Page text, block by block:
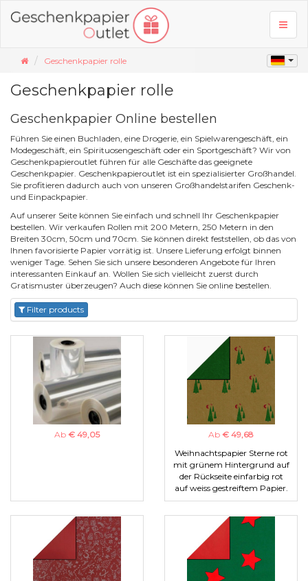
Geschenkpapier rolle
Geschenkpapier rolle
Geschenkpapier Online bestellen
Führen Sie einen Buchladen, eine Drogerie, ein Spielwarengeschäft, ein
Modegeschäft, ein Spirituosengeschäft oder ein Sportgeschäft? Wir von
Geschenkpapieroutlet führen für alle Geschäfte das geeignete
Geschenkpapier. Geschenkpapieroutlet ist ein spezialisierter Großhandel.
Sie profitieren dadurch auch von unseren Großhandelstarifen Geschenk-
und Einpackpapier.
Auf unserer Seite können Sie einfach und schnell Ihr Geschenkpapier
bestellen. Wir verkaufen Rollen mit 200 Metern, 250 Metern in den
Breiten 30cm, 50cm und 70cm. Sie können direkt feststellen, ob das von
Ihnen favorisierte Papier vorrätig ist. Unsere Lieferung erfolgt binnen
weniger Tage. Sehen Sie sich unsere besonderen Angebote für Ihren
interessanten Einkauf an. Wollen Sie sich vielleicht zuerst durch
Gratismuster überzeugen? Auch diese können Sie online bestellen.
Filter products
Ab € 49,05 Ab € 49,68
Weihnachtspapier Sterne rot
mit grünem Hintergrund auf
der Rückseite einfarbig rot
auf weiss gestreiftem Papier.